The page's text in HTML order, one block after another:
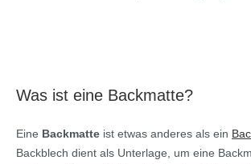
Was ist eine Backmatte?
Eine Backmatte ist etwas anderes als ein
Backblech dient als Unterlage, um eine